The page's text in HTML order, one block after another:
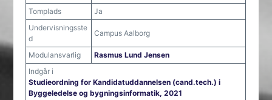
Tomplads
Ja
Undervisningsste
d
Campus Aalborg
Modulansvarlig
Rasmus Lund Jensen
Indgår i
Studieordning for Kandidatuddannelsen (cand.tech.) i
Byggeledelse og bygningsinformatik, 2021